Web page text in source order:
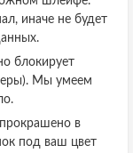
иначе не будет
блокирует
Мы умеем
в
под ваш цвет